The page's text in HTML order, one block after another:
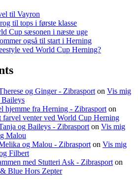
til Vayron
til tops i første klasse
Cup sæsonen i næste uge
også til start i Herning
ved World Cup Herning?
og Ginger - Zibrasport on Vis mig
hjemme fra Herning - Zibrasport on
farvel venter ved World Cup Herning
og Baileys - Zibrasport on Vis mig
Malou
og Malou - Zibrasport on Vis mig
Filbert
med Stutteri Ask - Zibrasport on
Blue Hors Zepter